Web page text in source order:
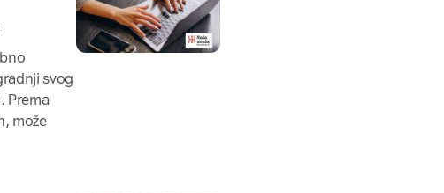
svog
Prema
može